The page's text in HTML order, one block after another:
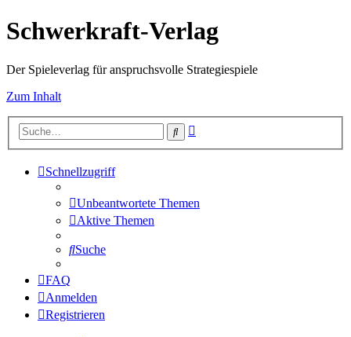
Schwerkraft-Verlag
Der Spieleverlag für anspruchsvolle Strategiespiele
Zum Inhalt
Suche
Schnellzugriff
Unbeantwortete Themen
Aktive Themen
Suche
FAQ
Anmelden
Registrieren